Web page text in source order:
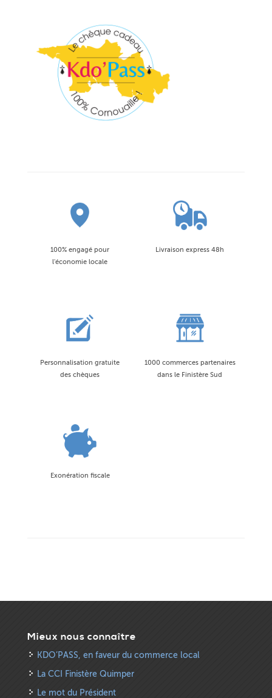
100% engagé pour
l'économie locale
Livraison express 48h
Personnalisation gratuite
des chèques
1000 commerces partenaires
dans le Finistère Sud
Exonération fiscale
Mieux nous connaître
KDO’PASS, en faveur du commerce local
La CCI Finistère Quimper
Le mot du Président